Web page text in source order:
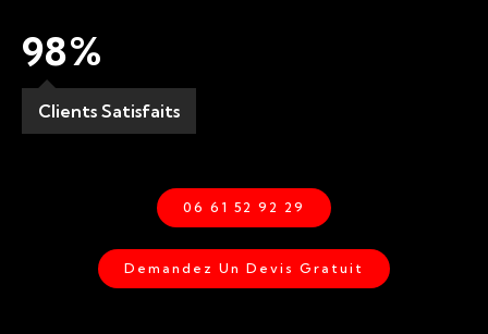
98%
Clients Satisfaits
06 61 52 92 29
Demandez Un Devis Gratuit